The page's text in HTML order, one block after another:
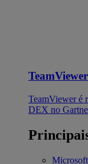
TeamViewer é
DEX no